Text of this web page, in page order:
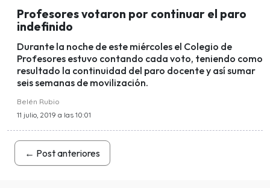
Profesores votaron por continuar el paro
indefinido
Durante la noche de este miércoles el Colegio de
Profesores estuvo contando cada voto, teniendo como
resultado la continuidad del paro docente y así sumar
seis semanas de movilización.
Belén Rubio
11 julio, 2019 a las 10:01
← Post anteriores